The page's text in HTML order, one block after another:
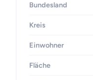
Bundesland
Kreis
Einwohner
Fläche